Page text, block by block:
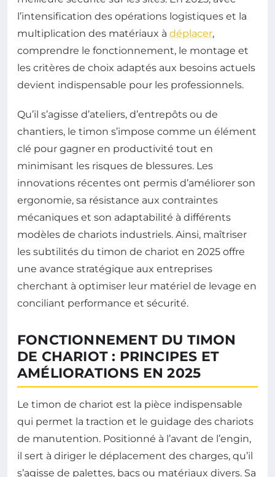
l’intensification des opérations logistiques et la
multiplication des matériaux à déplacer,
comprendre le fonctionnement, le montage et
les critères de choix adaptés aux besoins actuels
devient indispensable pour les professionnels.
Qu’il s’agisse d’ateliers, d’entrepôts ou de
chantiers, le timon s’impose comme un élément
clé pour gagner en productivité tout en
minimisant les risques de blessures. Les
innovations récentes ont permis d’améliorer son
ergonomie, sa résistance aux contraintes
mécaniques et son adaptabilité à différents
modèles de chariots industriels. Ainsi, maîtriser
les subtilités du timon de chariot en 2025 offre
une avance stratégique aux entreprises
cherchant à optimiser leur matériel de levage en
conciliant performance et sécurité.
FONCTIONNEMENT DU TIMON
DE CHARIOT : PRINCIPES ET
AMÉLIORATIONS EN 2025
Le timon de chariot est la pièce indispensable
qui permet la traction et le guidage des chariots
de manutention. Positionné à l’avant de l’engin,
il sert à diriger le déplacement des charges, qu’il
s’agisse de palettes, bacs ou matériaux divers. Sa